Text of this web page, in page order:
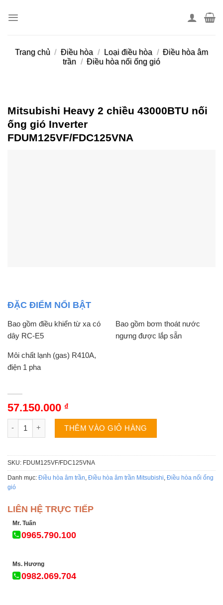
Trang chủ / Điều hòa / Loại điều hòa / Điều hòa âm
trần / Điều hòa nối ống gió
Mitsubishi Heavy 2 chiều 43000BTU nối
ống gió Inverter
FDUM125VF/FDC125VNA
ĐẶC ĐIỂM NỔI BẬT
Bao gồm điều khiển từ xa có
dây RC-E5
Bao gồm bơm thoát nước
ngưng được lắp sẵn
Môi chất lạnh (gas) R410A,
điện 1 pha
57.150.000 ₫
Mitsubishi Heavy 2 chiều 43000BTU nối ống gió Inverter
THÊM VÀO GIỎ HÀNG
SKU: FDUM125VF/FDC125VNA
Danh mục: Điều hòa âm trần Điều hòa âm trần Mitsubishi Điều hòa nối ống
gió
LIÊN HỆ TRỰC TIẾP
Mr. Tuấn
0965.790.100
Ms. Hương
0982.069.704